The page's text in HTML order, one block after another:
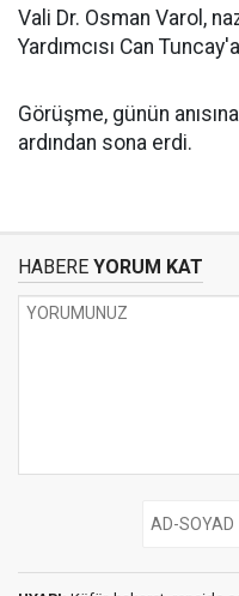
Vali Dr. Osman Varol,
Yardımcısı Can
Görüşme, günün
ardından sona erdi.
HABERE YORUM KAT